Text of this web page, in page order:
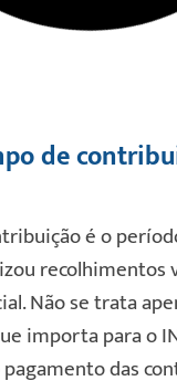
de
é o
recolhimentos
Não se trata
importa para o
das